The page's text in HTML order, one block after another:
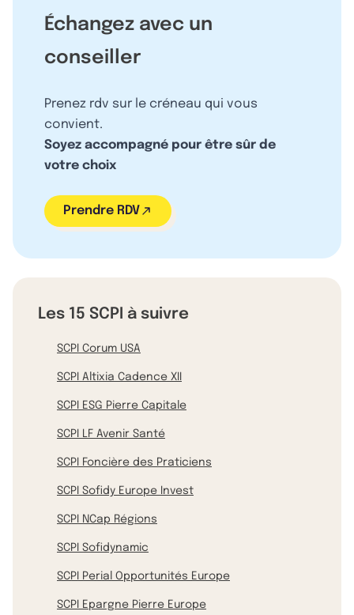
Échangez avec un
conseiller
Prenez rdv sur le créneau qui vous
convient.
Soyez accompagné pour être sûr de
votre choix
Prendre RDV
Les 15 SCPI à suivre
SCPI Corum USA
SCPI Altixia Cadence XII
SCPI ESG Pierre Capitale
SCPI LF Avenir Santé
SCPI Foncière des Praticiens
SCPI Sofidy Europe Invest
SCPI NCap Régions
SCPI Sofidynamic
SCPI Perial Opportunités Europe
SCPI Epargne Pierre Europe